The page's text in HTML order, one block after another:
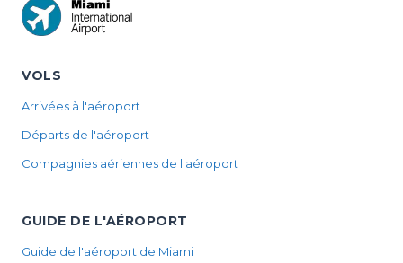
VOLS
Arrivées à l'aéroport
Départs de l'aéroport
Compagnies aériennes de l'aéroport
GUIDE DE L'AÉROPORT
Guide de l'aéroport de Miami